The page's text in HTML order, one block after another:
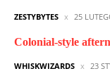
ZESTYBYTES 25
Colonial-style
WHISKWIZARDS 23